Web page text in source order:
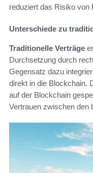
reduziert das Risiko von
Unterschiede zu
Traditionelle Verträge
Durchsetzung durch
Gegensatz dazu
direkt in die Blockchain.
auf der Blockchain
Vertrauen zwischen den